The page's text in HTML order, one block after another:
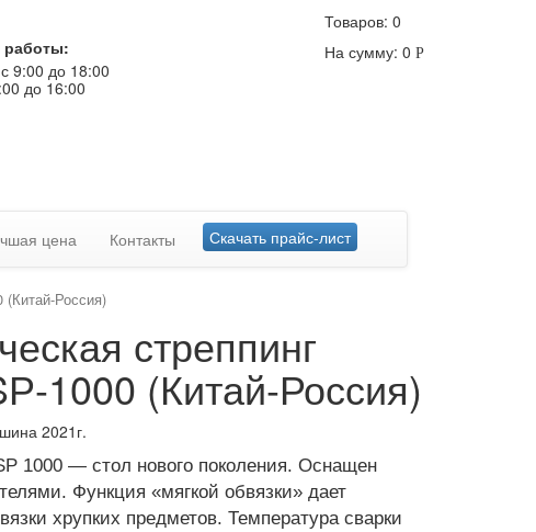
работы:
9:00 до 18:00
до 16:00
Товаров: 0
На сумму: 0 Р
цена Контакты Скачать прайс-лист
(Китай-Россия)
стреппинг
1000 (Китай-Россия)
2021г.
1000 — стол нового поколения. Оснащен
Функция «мягкой обвязки» дает
хрупких предметов. Температура сварки